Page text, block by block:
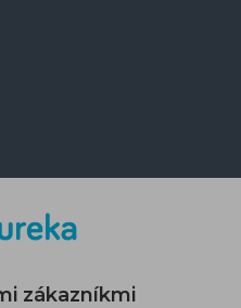
zákazníkmi